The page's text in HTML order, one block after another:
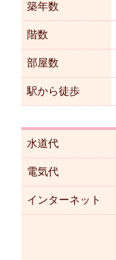
築年数
階数
部屋数
駅から徒歩
水道代
電気代
インターネット